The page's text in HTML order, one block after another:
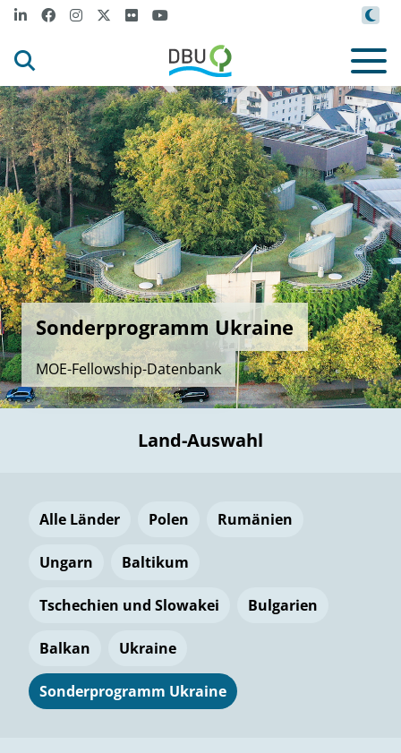
Sonderprogramm Ukraine
MOE-Fellowship-Datenbank
Land-Auswahl
Alle Länder Polen Rumänien
Ungarn Baltikum
Tschechien und Slowakei Bulgarien
Balkan Ukraine
Sonderprogramm Ukraine